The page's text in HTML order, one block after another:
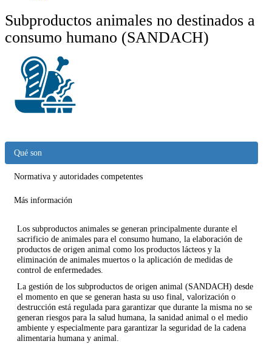
Subproductos animales no destinados a
consumo humano (SANDACH)
Qué son
Normativa y autoridades competentes
Más información
Los subproductos animales se generan principalmente durante el
sacrificio de animales para el consumo humano, la elaboración de
productos de origen animal como los productos lácteos y la
eliminación de animales muertos o la aplicación de medidas de
control de enfermedades.
La gestión de los subproductos de origen animal (SANDACH) desde
el momento en que se generan hasta su uso final, valorización o
destrucción está regulada para garantizar que durante la misma no se
generan riesgos para la salud humana, la sanidad animal o el medio
ambiente y especialmente para garantizar la seguridad de la cadena
alimentaria humana y animal.